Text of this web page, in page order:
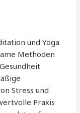
und Yoga
Methoden
Stress und
Praxis